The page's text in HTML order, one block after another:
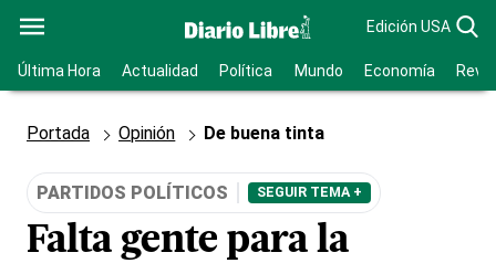
Edición USA
Última Hora Actualidad Política Mundo Economía
Portada Opinión De buena tinta
PARTIDOS POLÍTICOS SEGUIR TEMA +
Falta gente para la